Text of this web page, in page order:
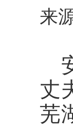
来
丈
芜